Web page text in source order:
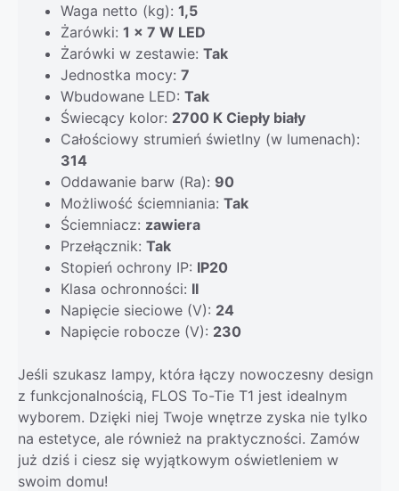
Waga netto (kg): 1,5
Żarówki: 1 x 7 W LED
Żarówki w zestawie: Tak
Jednostka mocy: 7
Wbudowane LED: Tak
Świecący kolor: 2700 K Ciepły biały
Całościowy strumień świetlny (w lumenach):
314
Oddawanie barw (Ra): 90
Możliwość ściemniania: Tak
Ściemniacz: zawiera
Przełącznik: Tak
Stopień ochrony IP: IP20
Klasa ochronności: II
Napięcie sieciowe (V): 24
Napięcie robocze (V): 230
Jeśli szukasz lampy, która łączy nowoczesny design
z funkcjonalnością, FLOS To-Tie T1 jest idealnym
wyborem. Dzięki niej Twoje wnętrze zyska nie tylko
na estetyce, ale również na praktyczności. Zamów
już dziś i ciesz się wyjątkowym oświetleniem w
swoim domu!